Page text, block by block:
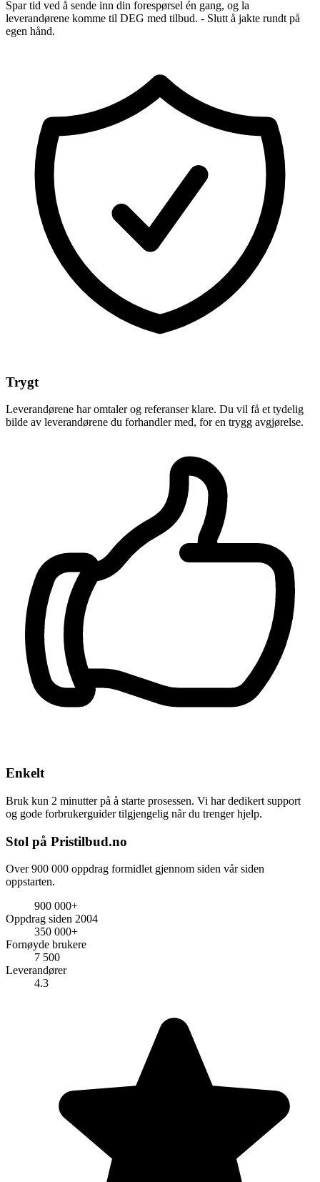
Spar tid ved å sende inn din forespørsel én gang, og la
leverandørene komme til DEG med tilbud. - Slutt å jakte rundt på
egen hånd.
Trygt
Leverandørene har omtaler og referanser klare. Du vil få et tydelig
bilde av leverandørene du forhandler med, for en trygg avgjørelse.
Enkelt
Bruk kun 2 minutter på å starte prosessen. Vi har dedikert support
og gode forbrukerguider tilgjengelig når du trenger hjelp.
Stol på Pristilbud.no
Over 900 000 oppdrag formidlet gjennom siden vår siden
oppstarten.
900 000+
Oppdrag siden 2004
350 000+
Fornøyde brukere
7 500
Leverandører
4.3